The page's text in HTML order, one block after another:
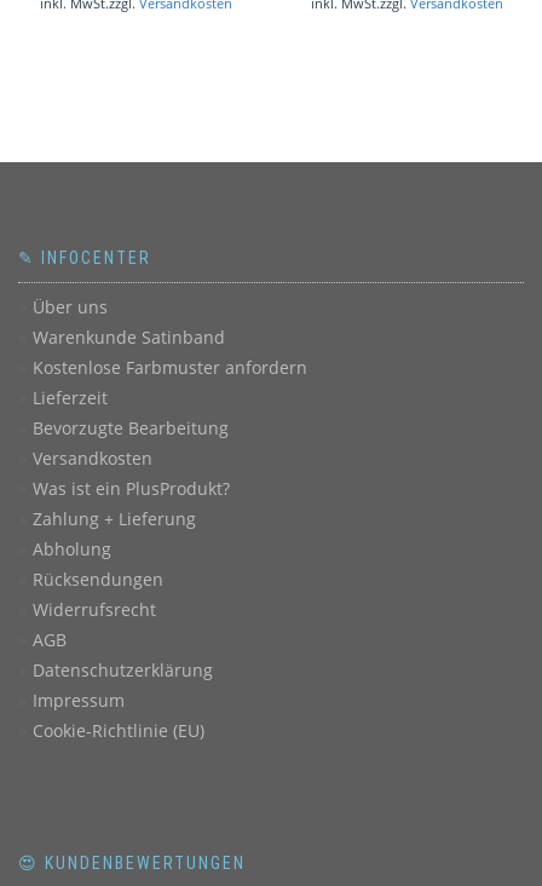
✎ INFOCENTER
Über uns
Warenkunde Satinband
Kostenlose Farbmuster anfordern
Lieferzeit
Bevorzugte Bearbeitung
Versandkosten
Was ist ein PlusProdukt?
Zahlung + Lieferung
Abholung
Rücksendungen
Widerrufsrecht
AGB
Datenschutzerklärung
Impressum
Cookie-Richtlinie (EU)
😍 KUNDENBEWERTUNGEN